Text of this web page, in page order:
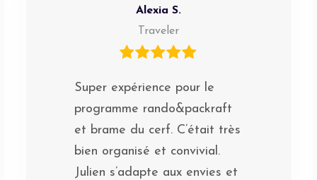
Alexia S.
Traveler
Super expérience pour le
programme rando&packraft
et brame du cerf. C’était très
bien organisé et convivial.
Julien s’adapte aux envies et